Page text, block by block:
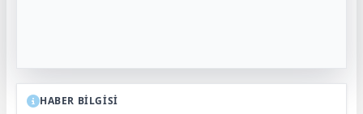
HABER BİLGİSİ